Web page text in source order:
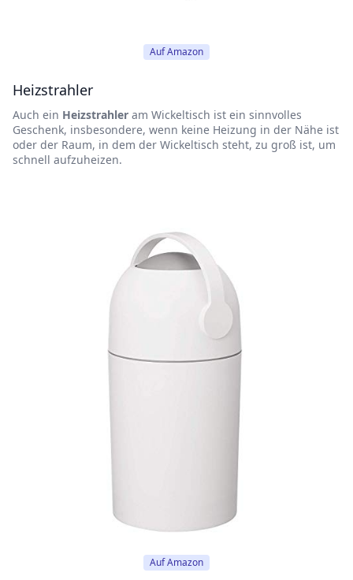
Heizstrahler
Auch ein Heizstrahler am Wickeltisch ist ein sinnvolles
Geschenk, insbesondere, wenn keine Heizung in der Nähe ist
oder der Raum, in dem der Wickeltisch steht, zu groß ist, um
schnell aufzuheizen.
Auf Amazon
Auf Amazon